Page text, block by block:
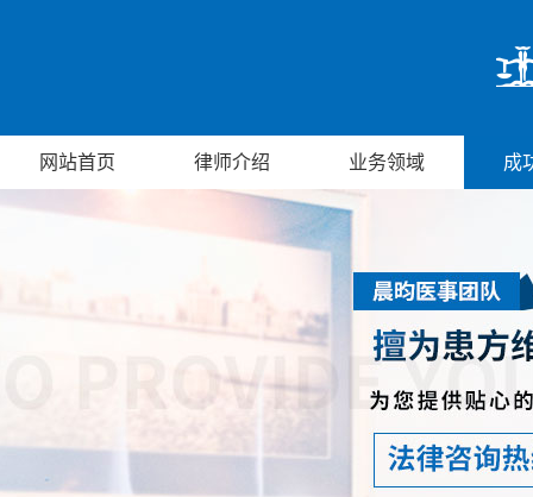
网站首页 律师介绍 业务领域 成